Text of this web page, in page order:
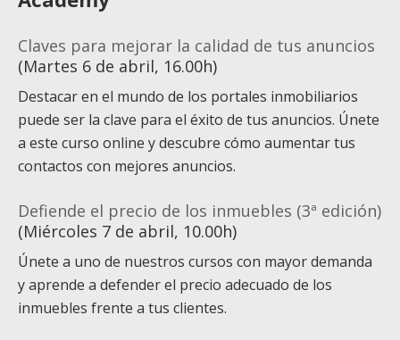
Claves para mejorar la calidad de tus anuncios
(Martes 6 de abril, 16.00h)
Destacar en el mundo de los portales inmobiliarios
puede ser la clave para el éxito de tus anuncios. Únete
a este curso online y descubre cómo aumentar tus
contactos con mejores anuncios.
Defiende el precio de los inmuebles (3ª edición)
(Miércoles 7 de abril, 10.00h)
Únete a uno de nuestros cursos con mayor demanda
y aprende a defender el precio adecuado de los
inmuebles frente a tus clientes.